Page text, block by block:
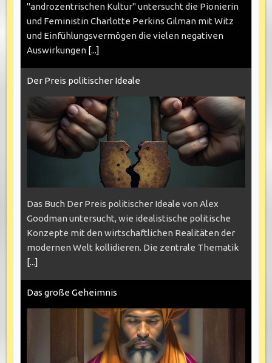
"androzentrischen Kultur" untersucht die Pionierin
und Feministin Charlotte Perkins Gilman mit Witz
und Einfühlungsvermögen die vielen negativen
Auswirkungen [...]
Der Preis politischer Ideale
Das Buch Der Preis politischer Ideale von Alex
Goodman untersucht, wie idealistische politische
Konzepte mit den wirtschaftlichen Realitäten der
modernen Welt kollidieren. Die zentrale Thematik
[...]
Das große Geheimnis